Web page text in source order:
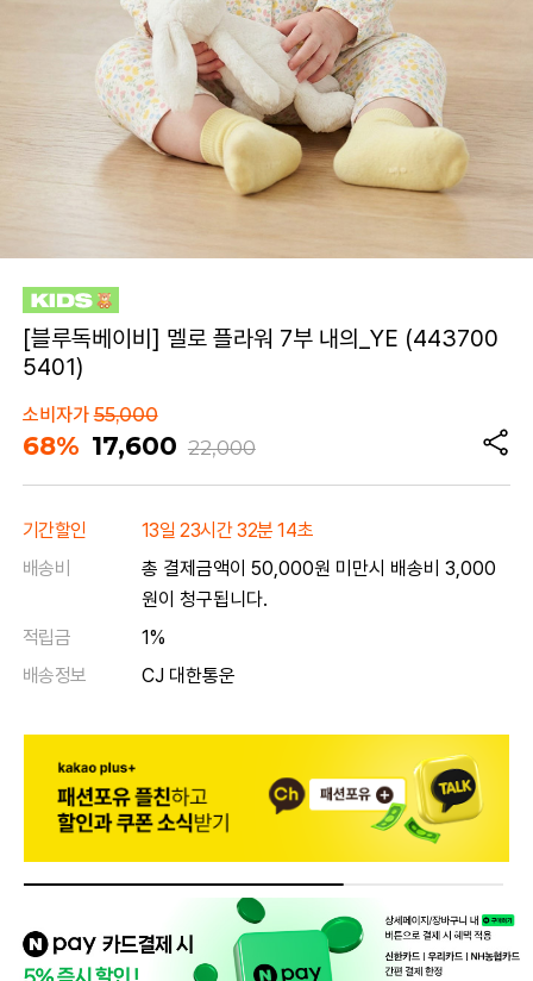
[블루독베이비] 멜로 플라워 7부 내의_YE (443700
5401)
소비자가55,000
68% 17,600 22,000
기간할인
13일 23시간 32분 14초
배송비
총 결제금액이 50,000원 미만시 배송비 3,000
원이 청구됩니다.
적립금
1%
배송정보
CJ 대한통운